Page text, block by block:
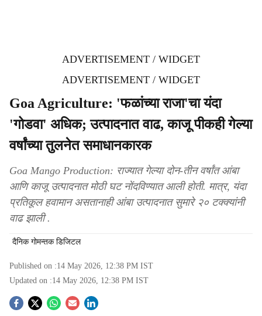
ADVERTISEMENT / WIDGET
ADVERTISEMENT / WIDGET
Goa Agriculture: 'फळांच्या राजा'चा यंदा
'गोडवा' अधिक; उत्पादनात वाढ, काजू पीकही गेल्या
वर्षांच्या तुलनेत समाधानकारक
Goa Mango Production: राज्यात गेल्या दोन-तीन वर्षांत आंबा
आणि काजू उत्पादनात मोठी घट नोंदविण्यात आली होती. मात्र, यंदा
प्रतिकूल हवामान असतानाही आंबा उत्पादनात सुमारे २० टक्क्यांनी
वाढ झाली .
दैनिक गोमन्तक डिजिटल
Published on :14 May 2026, 12:38 PM IST
Updated on :14 May 2026, 12:38 PM IST
S